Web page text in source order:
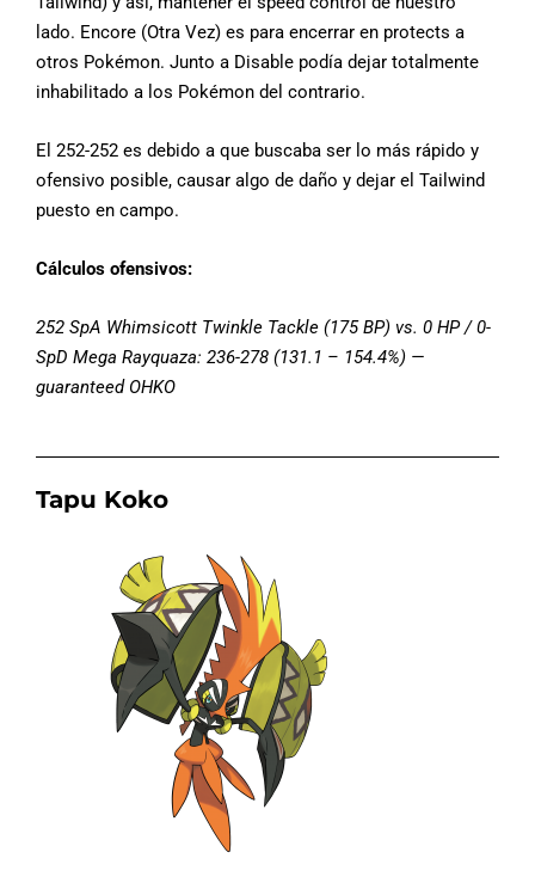
lado. Encore (Otra Vez) es para encerrar en protects a
otros Pokémon. Junto a Disable podía dejar totalmente
inhabilitado a los Pokémon del contrario.
El 252-252 es debido a que buscaba ser lo más rápido y
ofensivo posible, causar algo de daño y dejar el Tailwind
puesto en campo.
Cálculos ofensivos:
252 SpA Whimsicott Twinkle Tackle (175 BP) vs. 0 HP / 0-
SpD Mega Rayquaza: 236-278 (131.1 – 154.4%) —
guaranteed OHKO
Tapu Koko